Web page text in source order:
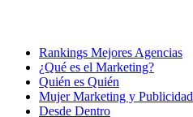
Rankings Mejores Agencias
¿Qué es el Marketing?
Quién es Quién
Mujer Marketing y Publicidad
Desde Dentro